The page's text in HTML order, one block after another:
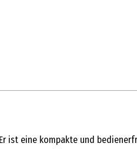
ist eine kompakte und